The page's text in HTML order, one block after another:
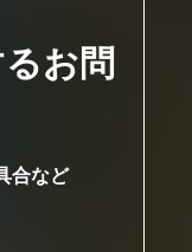
お問
合など